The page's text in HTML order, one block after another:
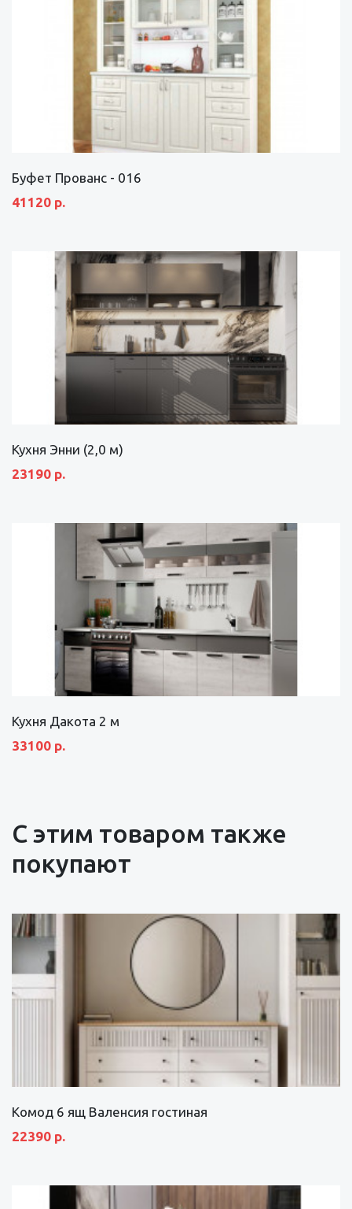
Буфет Прованс - 016
41120 р.
Кухня Энни (2,0 м)
23190 р.
Кухня Дакота 2 м
33100 р.
С этим товаром также
покупают
Комод 6 ящ Валенсия гостиная
22390 р.